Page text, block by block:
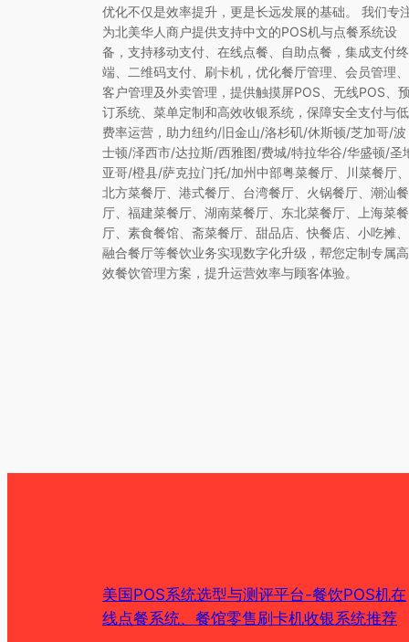
优化不仅是效率提升，更是长远发展的基础。 我们专
为北美华人商户提供支持中文的POS机与点餐系统设
备，支持移动支付、在线点餐、自助点餐，集成支付终
端、二维码支付、刷卡机，优化餐厅管理、会员管理、
客户管理及外卖管理，提供触摸屏POS、无线POS、预
订系统、菜单定制和高效收银系统，保障安全支付与低
费率运营，助力纽约/旧金山/洛杉矶/休斯顿/芝加哥/波
士顿/泽西市/达拉斯/西雅图/费城/特拉华谷/华盛顿/圣
亚哥/橙县/萨克拉门托/加州中部粤菜餐厅、川菜餐厅、
北方菜餐厅、港式餐厅、台湾餐厅、火锅餐厅、潮汕餐
厅、福建菜餐厅、湖南菜餐厅、东北菜餐厅、上海菜餐
厅、素食餐馆、斋菜餐厅、甜品店、快餐店、小吃摊、
融合餐厅等餐饮业务实现数字化升级，帮您定制专属高
效餐饮管理方案，提升运营效率与顾客体验。
美国POS系统选型与测评平台-餐饮POS机在
线点餐系统、餐馆零售刷卡机收银系统推荐